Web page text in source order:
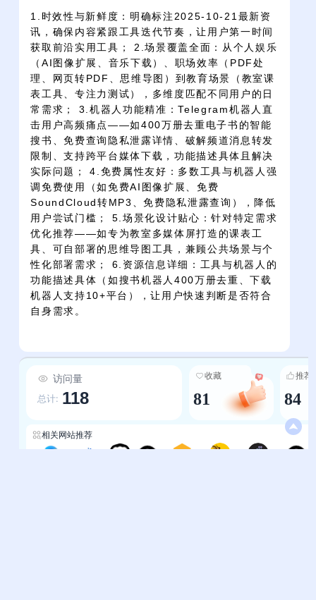
1.时效性与新鲜度：明确标注2025-10-21最新资
讯，确保内容紧跟工具迭代节奏，让用户第一时间
获取前沿实用工具； 2.场景覆盖全面：从个人娱乐
（AI图像扩展、音乐下载）、职场效率（PDF处
理、网页转PDF、思维导图）到教育场景（教室课
表工具、专注力测试），多维度匹配不同用户的日
常需求； 3.机器人功能精准：Telegram机器人直
击用户高频痛点——如400万册去重电子书的智能
搜书、免费查询隐私泄露详情、破解频道消息转发
限制、支持跨平台媒体下载，功能描述具体且解决
实际问题； 4.免费属性友好：多数工具与机器人强
调免费使用（如免费AI图像扩展、免费
SoundCloud转MP3、免费隐私泄露查询），降低
用户尝试门槛； 5.场景化设计贴心：针对特定需求
优化推荐——如专为教室多媒体屏打造的课表工
具、可自部署的思维导图工具，兼顾公共场景与个
性化部署需求； 6.资源信息详细：工具与机器人的
功能描述具体（如搜书机器人400万册去重、下载
机器人支持10+平台），让用户快速判断是否符合
自身需求。
访问量
总计: 118
收藏
81
推荐
84
相关网站推荐